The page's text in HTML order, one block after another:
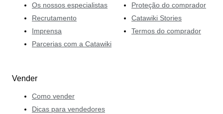
Os nossos especialistas
Recrutamento
Imprensa
Parcerias com a Catawiki
Proteção do comprador
Catawiki Stories
Termos do comprador
Vender
Como vender
Dicas para vendedores